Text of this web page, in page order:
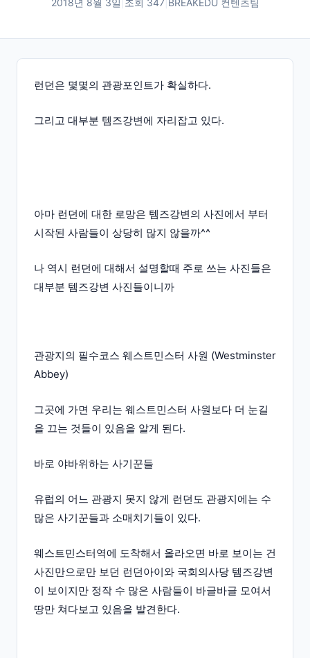
2018년 8월 3일 조회 347| BREAKEDU 컨텐츠팀
런던은 몇몇의 관광포인트가 확실하다.
그리고 대부분 템즈강변에 자리잡고 있다.
아마 런던에 대한 로망은 템즈강변의 사진에서 부터
시작된 사람들이 상당히 많지 않을까^^
나 역시 런던에 대해서 설명할때 주로 쓰는 사진들은
대부분 템즈강변 사진들이니까
관광지의 필수코스 웨스트민스터 사원 (Westminster
Abbey)
그곳에 가면 우리는 웨스트민스터 사원보다 더 눈길
을 끄는 것들이 있음을 알게 된다.
바로 야바위하는 사기꾼들
유럽의 어느 관광지 못지 않게 런던도 관광지에는 수
많은 사기꾼들과 소매치기들이 있다.
웨스트민스터역에 도착해서 올라오면 바로 보이는 건
사진만으로만 보던 런던아이와 국회의사당 템즈강변
이 보이지만 정작 수 많은 사람들이 바글바글 모여서
땅만 쳐다보고 있음을 발견한다.